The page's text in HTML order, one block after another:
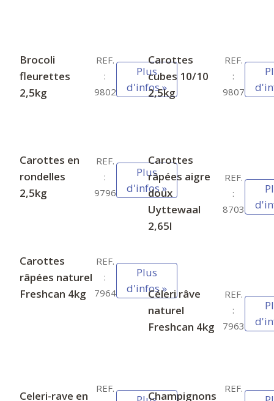
Brocoli
fleurettes
2,5kg
REF.
:
9802
Plus
d'infos »
Carottes
cubes 10/10
2,5kg
REF.
:
9807
Carottes en
rondelles
2,5kg
REF.
:
9796
Plus
d'infos »
Carottes
râpées aigre
doux
Uyttewaal
2,65l
REF.
:
8703
Carottes
râpées naturel
Freshcan 4kg
REF.
:
7964
Plus
d'infos »Céleri râve
naturel
Freshcan 4kg
REF.
:
7963
Celeri-rave en
REF.
Champignons
REF.